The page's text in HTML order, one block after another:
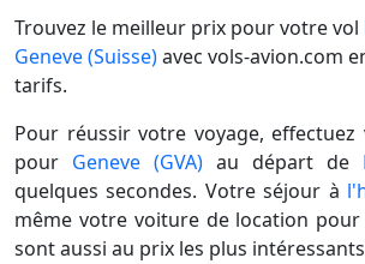
Trouvez le meilleur prix pour votre vol
Geneve (Suisse)avec vols-avion.com
tarifs.
Pour réussir votre voyage,
pour Geneve (GVA) au départ de
quelques secondes. Votre séjour à
même votre voiture de location
sont aussi au prix les plus